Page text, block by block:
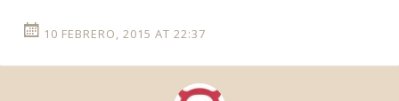
10 FEBRERO, 2015 AT 22:37